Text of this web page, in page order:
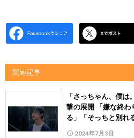
関連記事
「さっちゃん、僕は
撃の展開 「嫌な終わ
る」「そっちと別れ
2024年7月3日